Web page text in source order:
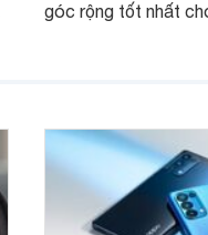
góc rộng tốt nhất